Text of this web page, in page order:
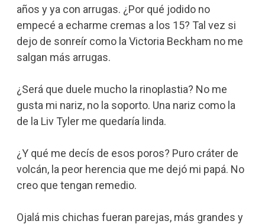
años y ya con arrugas. ¿Por qué jodido no
empecé a echarme cremas a los 15? Tal vez si
dejo de sonreír como la Victoria Beckham no me
salgan más arrugas.
¿Será que duele mucho la rinoplastia? No me
gusta mi nariz, no la soporto. Una nariz como la
de la Liv Tyler me quedaría linda.
¿Y qué me decís de esos poros? Puro cráter de
volcán, la peor herencia que me dejó mi papá. No
creo que tengan remedio.
Ojalá mis chichas fueran parejas, más grandes y